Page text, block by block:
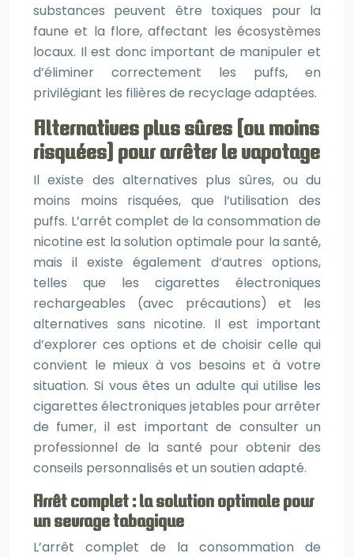
substances peuvent être toxiques pour la
faune et la flore, affectant les écosystèmes
locaux. Il est donc important de manipuler et
d’éliminer correctement les puffs, en
privilégiant les filières de recyclage adaptées.
Alternatives plus sûres (ou moins
risquées) pour arrêter le vapotage
Il existe des alternatives plus sûres, ou du
moins moins risquées, que l’utilisation des
puffs. L’arrêt complet de la consommation de
nicotine est la solution optimale pour la santé,
mais il existe également d’autres options,
telles que les cigarettes électroniques
rechargeables (avec précautions) et les
alternatives sans nicotine. Il est important
d’explorer ces options et de choisir celle qui
convient le mieux à vos besoins et à votre
situation. Si vous êtes un adulte qui utilise les
cigarettes électroniques jetables pour arrêter
de fumer, il est important de consulter un
professionnel de la santé pour obtenir des
conseils personnalisés et un soutien adapté.
Arrêt complet : la solution optimale pour
un sevrage tabagique
L’arrêt complet de la consommation de